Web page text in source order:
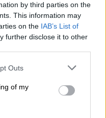
by third parties on the
This information may
on the IAB’s List of
further disclose it to other
one or more Google
You may click to
its third-party tags to
in below Google
Outs
of my